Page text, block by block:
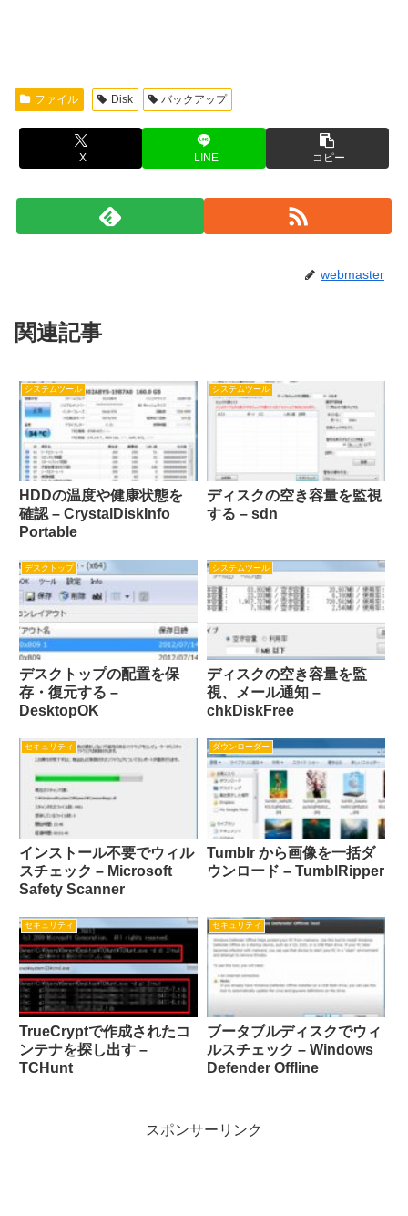
ファイル Disk バックアップ
X LINE コピー
webmaster
関連記事
システムツール
HDDの温度や健康状態を
確認 – CrystalDiskInfo
Portable
システムツール
ディスクの空き容量を監視
する – sdn
デスクトップ
デスクトップの配置を保
存・復元する –
DesktopOK
システムツール
ディスクの空き容量を監
視、メール通知 –
chkDiskFree
セキュリティ
インストール不要でウィル
スチェック – Microsoft
Safety Scanner
ダウンローダー
Tumblr から画像を一括ダ
ウンロード – TumblRipper
セキュリティ
TrueCryptで作成されたコ
ンテナを探し出す –
TCHunt
セキュリティ
ブータブルディスクでウィ
ルスチェック – Windows
Defender Offline
スポンサーリンク